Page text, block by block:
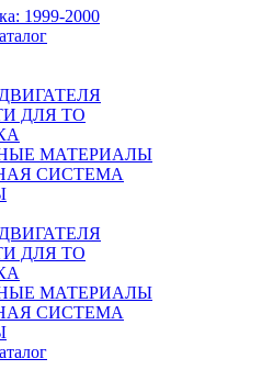
1999-2000
ДЛЯ ТО
МАТЕРИАЛЫ
СИСТЕМА
ДЛЯ ТО
МАТЕРИАЛЫ
СИСТЕМА